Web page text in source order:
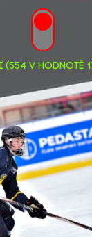
(554 v hodnotě